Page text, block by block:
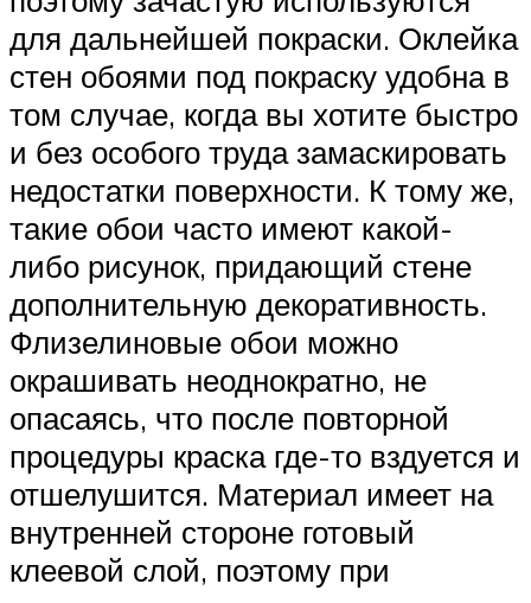
для дальнейшей покраски. Оклейка
стен обоями под покраску удобна в
том случае, когда вы хотите быстро
и без особого труда замаскировать
недостатки поверхности. К тому же,
такие обои часто имеют какой-
либо рисунок, придающий стене
дополнительную декоративность.
Флизелиновые обои можно
окрашивать неоднократно, не
опасаясь, что после повторной
процедуры краска где-то вздуется и
отшелушится. Материал имеет на
внутренней стороне готовый
клеевой слой, поэтому при